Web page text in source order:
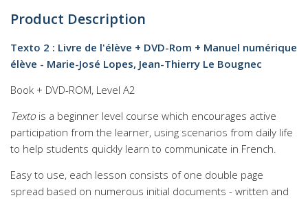
Product Description
Texto 2 : Livre de l'élève + DVD-Rom + Manuel numérique
élève - Marie-José Lopes, Jean-Thierry Le Bougnec
Book + DVD-ROM, Level A2
Texto is a beginner level course which encourages active
participation from the learner, using scenarios from daily life
to help students quickly learn to communicate in French.
Easy to use, each lesson consists of one double page
spread based on numerous initial documents - written and